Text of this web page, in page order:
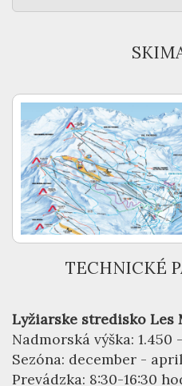
TECHNICKÉ
Lyžiarske stredisko Les
Nadmorská výška: 1.450
Sezóna: december - april
Prevádzka: 8:30-16:30